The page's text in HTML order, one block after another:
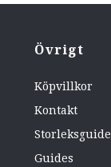
Övrigt
Köpvillkor
Kontakt
Storleksguide
Guides